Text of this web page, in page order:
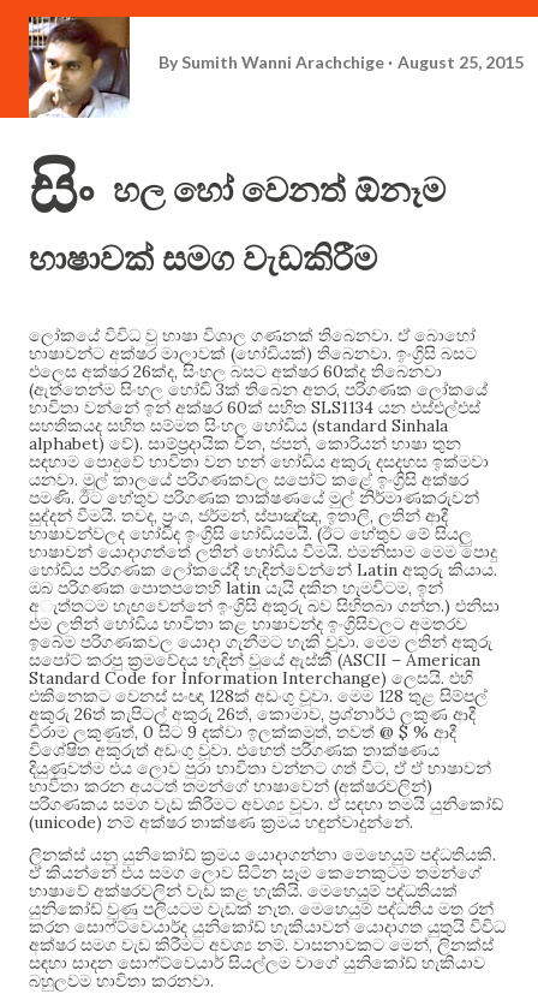
By Sumith Wanni Arachchige August 25, 2015
සිං හල හෝ වෙනත් ඕනෑම
භාෂාවක් සමග වැඩකිරීම
ලෝකයේ විවිධ වූ භාෂා විශාල ගණනක් තිබෙනවා. ඒ බොහෝ
භාෂාවන්ට අක්ෂර මාලාවක් (හෝඩියක්) තිබෙනවා. ඉංග්‍රිසි බසට
එලෙස අක්ෂර 26ක්ද, සිංහල බසට අක්ෂර 60ක්ද තිබෙනවා
(ඇත්තෙන්ම සිංහල හෝඩි 3ක් තිබෙන අතර, පරිගණක ලෝකයේ
භාවිතා වන්නේ ඉන් අක්ෂර 60ක් සහිත SLS1134 යන එස්එල්එස්
සහතිකයද සහිත සම්මත සිංහල හෝඩිය (standard Sinhala
alphabet) වේ). සාම්ප්‍රදායික චීන, ජපන්, කොරියන් භාෂා තුන
සඳහාම පොදුවේ භාවිතා වන හන් හෝඩිය අකුරු දසදහස ඉක්මවා
යනවා. මුල් කාලයේ පරිගණකවල සපෝට් කළේ ඉංග්‍රිසි අක්ෂර
පමණි. ඊට හේතුව පරිගණක තාක්ෂණයේ මුල් නිර්මාණකරුවන්
සුද්දන් වීමයි. තවද, ප්‍රංශ, ජර්මන්, ස්පාඤ්ඤ, ඉතාලි, ලතින් ආදී
භාෂාවන්වලද හෝඩිද ඉංග්‍රිසි හෝඩියමයි. (ඊට හේතුව මේ සියලු
භාෂාවන් යොදාගත්තේ ලතින් හෝඩිය වීමයි. එමනිසාම මෙම පොදු
හෝඩිය පරිගණක ලෝකයේදී හැඳින්වෙන්නේ Latin අකුරු කියාය.
ඔබ පරිගණක පොතපතෙහි latin යැයි දකින හැමවිටම, ඉන්
අැත්තටම හැඟවෙන්නේ ඉංග්‍රිසි අකුරු බව සිහිතබා ගන්න.) එනිසා
එම ලතින් හෝඩිය භාවිතා කළ භාෂාවන්ද ඉංග්‍රිසිවලට අමතරව
ඉබේම පරිගණකවල යොදා ගැනීමට හැකි වූවා. මෙම ලතින් අකුරු
සපෝට් කරපු ක්‍රමවේදය හැඳින් වූයේ ඇස්කී (ASCII – American
Standard Code for Information Interchange) ලෙසයි. එහි
එකිනෙකට වෙනස් සංඥා 128ක් අඩංගු වූවා. මෙම 128තුළ සිම්පල්
අකුරු 26ත් කැපිටල් අකුරු 26ත්, කොමාව, ප්‍රශ්නාර්ථ ලකුණ ආදී
විරාම ලකුණුත්, 0සිට 9 දක්වා ඉලක්කමුත්,තවත් @ $ % ආදී
විශේෂිත අකුරුත් අඩංගු වූවා. එහෙත් පරිගණක තාක්ෂණය
දියුණුවත්ම එය ලොව පුරා භාවිතා වන්නට ගත් විට, ඒ ඒ භාෂාවන්
භාවිතා කරන අයටත් තමන්ගේ භාෂාවෙන් (අක්ෂරවලින්)
පරිගණකය සමග වැඩ කිරීමට අවශ්‍ය වූවා. ඒ සඳහා තමයි යුනිකෝඩ්
(unicode) නම් අක්ෂර තාක්ෂණ ක්‍රමය හඳුන්වාදුන්නේ.
ලිනක්ස් යනු යුනිකෝඩ් ක්‍රමය යොදාගන්නා මෙහෙයුම් පද්ධතියකි.
ඒ කියන්නේ එය සමග ලොව සිටින සෑම කෙනෙකුටම තමන්ගේ
භාෂාවේ අක්ෂරවලින් වැඩ කළ හැකියි. මෙහෙයුම් පද්ධතියක්
යුනිකෝඩ් වුණු පලියටම වැඩක් නැත. මෙහෙයුම් පද්ධතිය මත රන්
කරන සොෆ්ට්වෙයාර්ද යුනිකෝඩ් හැකියාවන් යොදාගත යුතුයි විවිධ
අක්ෂර සමග වැඩ කිරීමට අවශ්‍ය නම්. වාසනාවකට මෙන්,ලිනක්ස්
සඳහා සාදන සොෆ්ට්වෙයාර් සියල්ලම වාගේ යුනිකෝඩ් හැකියාව
බහුලවම භාවිතා කරනවා.